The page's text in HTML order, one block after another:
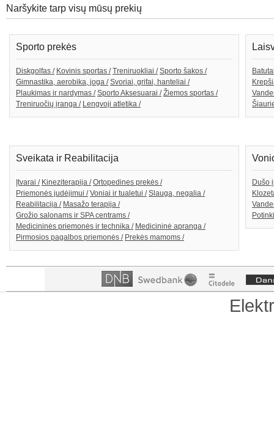
Naršykite tarp visų mūsų prekių
Sporto prekės
Diskgolfas / Kovinis sportas / Treniruokliai / Sporto šakos /
Gimnastika, aerobika, joga / Svoriai, grifai, hanteliai /
Plaukimas ir nardymas / Sporto Aksesuarai / Žiemos sportas /
Treniruočių įranga / Lengvoji atletika /
Sveikata ir Reabilitacija
Įtvarai / Kineziterapija / Ortopedines prekės /
Priemonės judėjimui / Voniai ir tualetui / Slauga, negalia /
Reabilitacija / Masažo terapija /
Grožio salonams ir SPA centrams /
Medicininės priemonės ir technika / Medicininė apranga /
Pirmosios pagalbos priemonės / Prekės mamoms /
Dušo